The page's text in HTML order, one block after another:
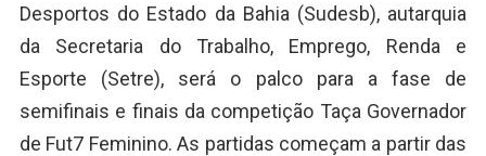
Desportos do Estado da Bahia (Sudesb), autarquia
da Secretaria do Trabalho, Emprego, Renda e
Esporte (Setre), será o palco para a fase de
semifinais e finais da competição Taça Governador
de Fut7 Feminino. As partidas começam a partir das